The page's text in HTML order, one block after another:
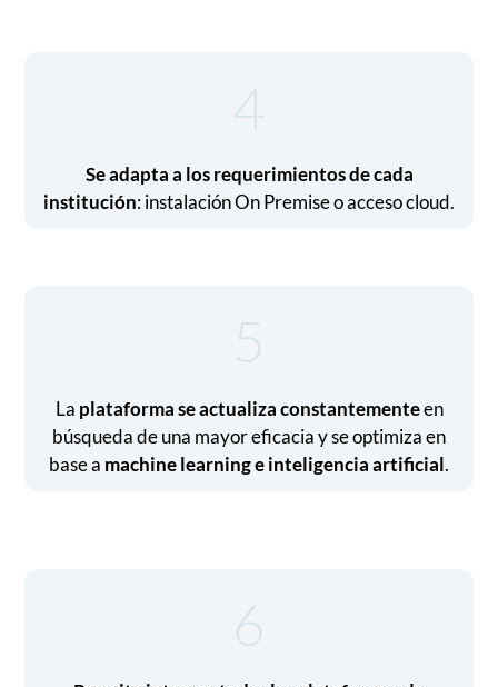
4
Se adapta a los requerimientos de cada
institución: instalación On Premise o acceso cloud.
5
La plataforma se actualiza constantementeen
búsqueda de una mayor eficacia y se optimiza en
base a machine learning e inteligencia artificial.
6